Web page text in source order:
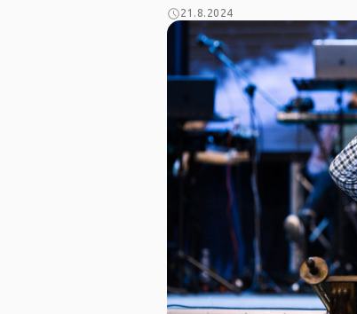
21.8.2024